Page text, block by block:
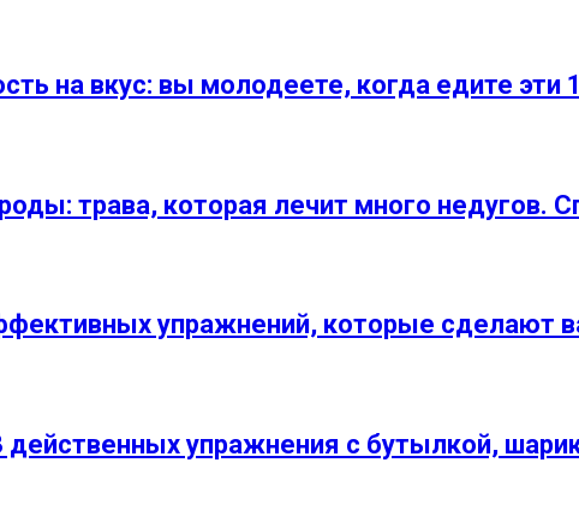
на вкус: вы молодеете, когда едите эти
трава, которая лечит много недугов.
упражнений, которые сделают
действенных упражнения с бутылкой,